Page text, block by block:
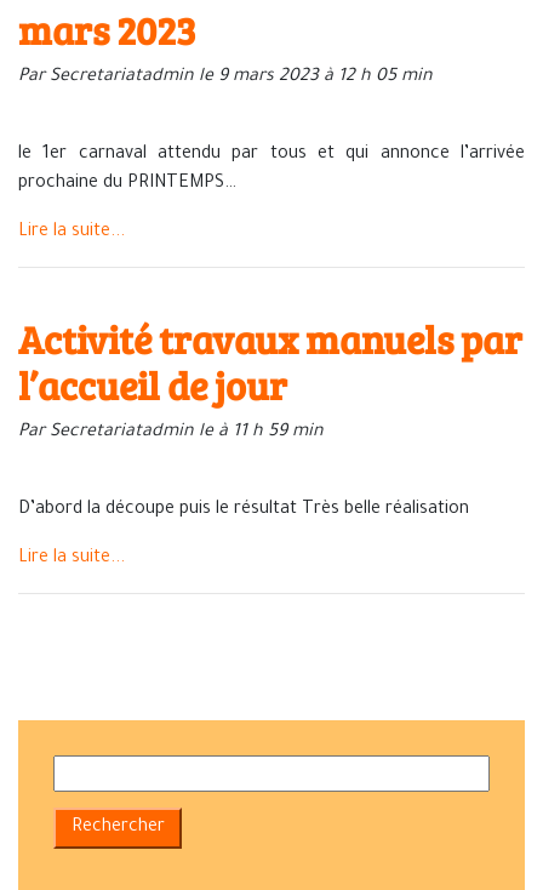
mars 2023
Par Secretariatadmin le 9 mars 2023 à 12 h 05 min
le 1er carnaval attendu par tous et qui annonce l’arrivée
prochaine du PRINTEMPS…
Lire la suite...
Activité travaux manuels par
l’accueil de jour
Par Secretariatadmin le à 11 h 59 min
D’abord la découpe puis le résultat Très belle réalisation
Lire la suite...